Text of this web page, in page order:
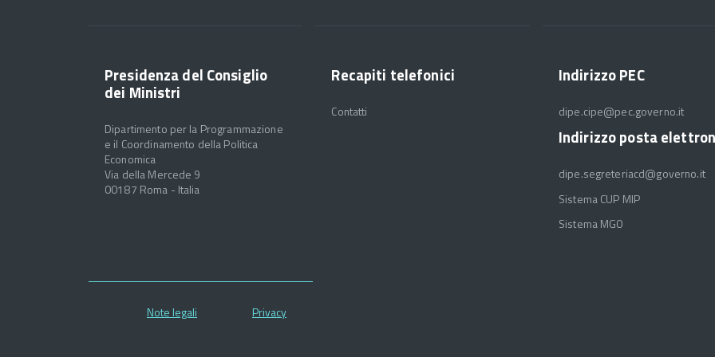
Presidenza del Consiglio
dei Ministri
Dipartimento per la Programmazione
e il Coordinamento della Politica
Economica
Via della Mercede 9
00187 Roma - Italia
Recapiti telefonici
Contatti
Indirizzo PEC
dipe.cipe@pec.governo.it
Indirizzo posta
dipe.segreteriacd@governo.it
Sistema CUP MIP
Sistema MGO
Note legali Privacy